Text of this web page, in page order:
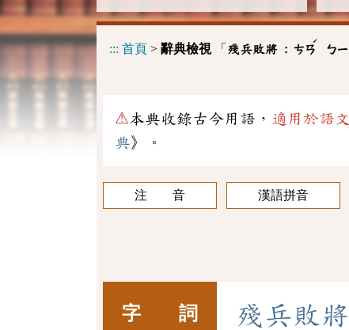
::: 首頁 > 辭典檢視「 殘兵敗將 : ㄘㄢ
ˊ
ㄅ
⚠本典收錄古今用語， 適用於語
典》。
注 音 漢語拼音
字 詞 殘兵敗 將